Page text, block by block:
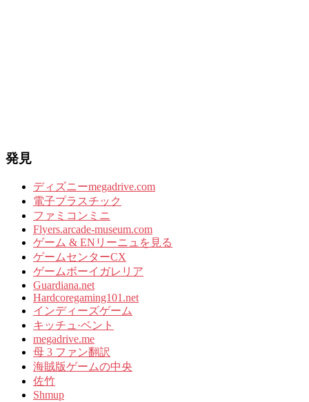
発見
ディズニーmegadrive.com
電子プラスチック
ファミコンミニ
Flyers.arcade-museum.com
ゲーム & ENリーニュを見る
ゲームセンターCX
ゲームボーイガレリア
Guardiana.net
Hardcoregaming101.net
インディーズゲーム
キッチュ·ベント
megadrive.me
母 3 ファン翻訳
海賊版ゲームの中央
佐竹
Shmup